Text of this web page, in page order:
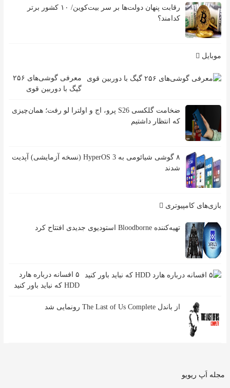
رقابت پنهان دولت‌ها بر سر بیت‌کوین/ ۱۰ کشور برتر
کدامند؟
موبایل
معرفی گوشی‌های ۲۵۶
گیگ با دوربین قوی
ضخامت گلکسی S26 پرو، اج و اولترا لو رفت؛ همان‌چیزی
که انتظار داشتیم
۸ گوشی شیائومی به HyperOS 3 (نسخه آزمایشی) آپدیت
شدند
بازی‌های کامپیوتری
تهیه‌کننده Bloodborne استودیوی جدیدی افتتاح کرد
۵ افسانه درباره هارد
HDD که نباید باور کنید
از باندل The Last of Us Complete رونمایی شد
مجله اَپ ریویو